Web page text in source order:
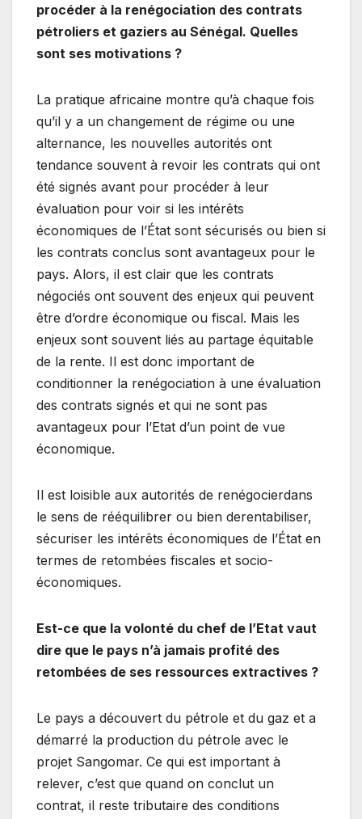
procéder à la renégociation des contrats
pétroliers et gaziers au Sénégal. Quelles
sont ses motivations ?
La pratique africaine montre qu’à chaque fois
qu’il y a un changement de régime ou une
alternance, les nouvelles autorités ont
tendance souvent à revoir les contrats qui ont
été signés avant pour procéder à leur
évaluation pour voir si les intérêts
économiques de l’État sont sécurisés ou bien si
les contrats conclus sont avantageux pour le
pays. Alors, il est clair que les contrats
négociés ont souvent des enjeux qui peuvent
être d’ordre économique ou fiscal. Mais les
enjeux sont souvent liés au partage équitable
de la rente. Il est donc important de
conditionner la renégociation à une évaluation
des contrats signés et qui ne sont pas
avantageux pour l’Etat d’un point de vue
économique.
Il est loisible aux autorités de renégocierdans
le sens de rééquilibrer ou bien derentabiliser,
sécuriser les intérêts économiques de l’État en
termes de retombées fiscales et socio-
économiques.
Est-ce que la volonté du chef de l’Etat vaut
dire que le pays n’à jamais profité des
retombées de ses ressources extractives ?
Le pays a découvert du pétrole et du gaz et a
démarré la production du pétrole avec le
projet Sangomar. Ce qui est important à
relever, c’est que quand on conclut un
contrat, il reste tributaire des conditions